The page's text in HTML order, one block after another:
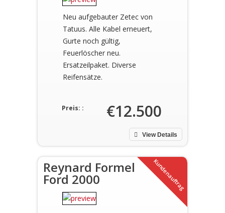
Neu aufgebauter Zetec von
Tatuus. Alle Kabel erneuert,
Gurte noch gültig,
Feuerlöscher neu.
Ersatzeilpaket. Diverse
Reifensätze.
View Details
Preis: : €12.500
Kundenauftrag
Reynard Formel
Ford 2000